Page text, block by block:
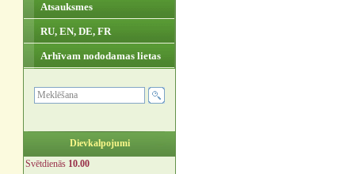
Atsauksmes
RU, EN, DE, FR
Arhīvam nododamas lietas
Dievkalpojumi
Svētdienās 10.00